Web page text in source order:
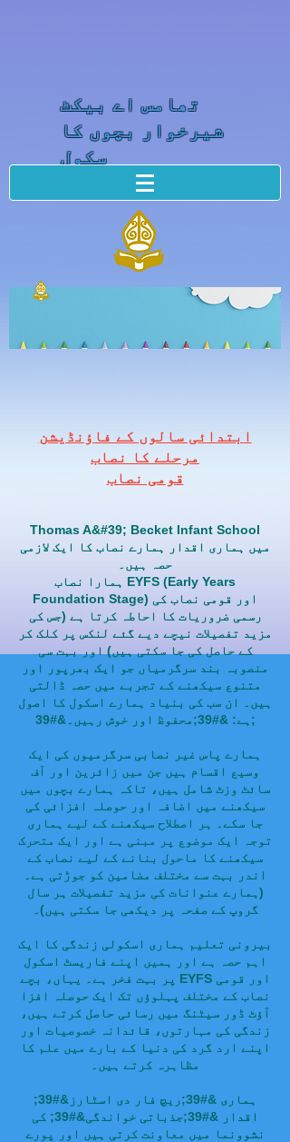
تھامس اے بیکٹ
شیرخوار بچوں کا
سکول
ابتدائی سالوں کے فاؤنڈیشن
مرحلے کا نصاب
قومی نصاب
Thomas A&#39; Becket Infant School
میں ہماری اقدار ہمارے نصاب کا ایک لازمی
حصہ ہیں۔
ہمارا نصاب EYFS (Early Years
Foundation Stage) اور قومی نصاب کی
رسمی ضروریات کا احاطہ کرتا ہے (جس کی
مزید تفصیلات نیچے دیے گئے لنکس پر کلک کر
کے حاصل کی جا سکتی ہیں) اور بہت سی
منصوبہ بند سرگرمیاں جو ایک بھرپور اور
متنوع سیکھنے کے تجربے میں حصہ ڈالتی
ہیں۔ ان سب کی بنیاد ہمارے اسکول کا اصول
ہے: &#39;محفوظ اور خوش رہیں۔&#39;
ہمارے پاس غیر نصابی سرگرمیوں کی ایک
وسیع اقسام ہیں جن میں زائرین اور آف
سائٹ وزٹ شامل ہیں، تاکہ ہمارے بچوں میں
سیکھنے میں اضافہ اور حوصلہ افزائی کی
جا سکے۔ ہر اصطلاح سیکھنے کے لیے ہماری
توجہ ایک موضوع پر مبنی ہے اور ایک متحرک
سیکھنے کا ماحول بنانے کے لیے نصاب کے
اندر بہت سے مختلف مضامین کو جوڑتی ہے۔
(ہمارے عنوانات کی مزید تفصیلات ہر سال
گروپ کے صفحہ پر دیکھی جا سکتی ہیں)۔
بیرونی تعلیم ہماری اسکولی زندگی کا ایک
اہم حصہ ہے اور ہمیں اپنے فاریسٹ اسکول
پر بہت فخر ہے۔ یہاں، بچے EYFS اور قومی
نصاب کے مختلف پہلوؤں تک ایک حوصلہ افزا
آؤٹ ڈور سیٹنگ میں رسائی حاصل کرتے ہیں،
زندگی کی مہارتوں، قائدانہ خصوصیات اور
اپنے ارد گرد کی دنیا کے بارے میں علم کا
مظاہرہ کرتے ہیں۔
ہماری &#39;ریچ فار دی اسٹارز&#39;
اقدار &#39;جذباتی خواندگی&#39; کی
نشوونما میں معاونت کرتی ہیں اور پورے